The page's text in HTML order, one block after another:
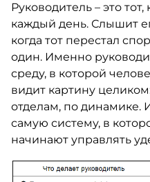
Руководитель – это
каждый день. Слышит
когда тот перестал
один. Именно
среду, в которой
видит картину
отделам, по динамике.
самую систему, в
начинают управлять